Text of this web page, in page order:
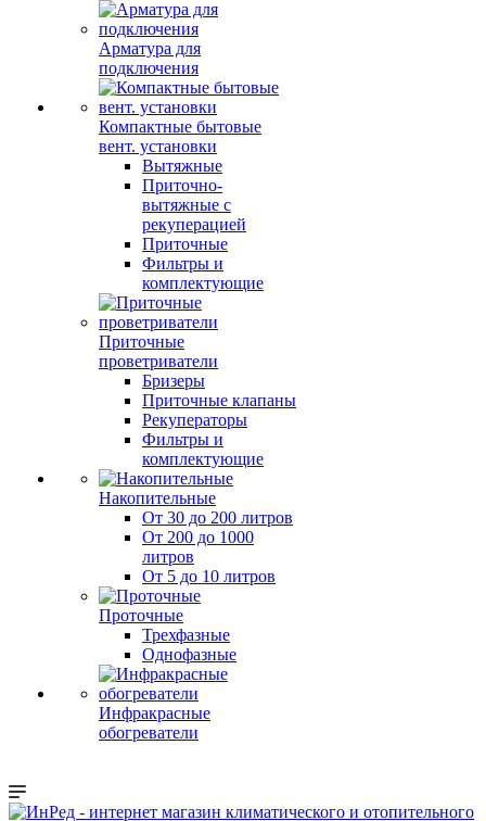
Арматура для
подключения
Компактные бытовые
вент. установки
Вытяжные
Приточно-
вытяжные с
рекуперацией
Приточные
Фильтры и
комплектующие
Приточные
проветриватели
Бризеры
Приточные клапаны
Рекуператоры
Фильтры и
комплектующие
Накопительные
От 30 до 200 литров
От 200 до 1000
литров
От 5 до 10 литров
Проточные
Трехфазные
Однофазные
Инфракрасные
обогреватели